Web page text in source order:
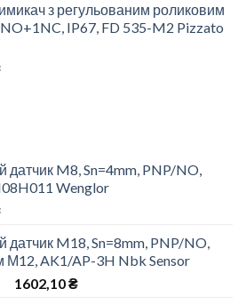
з регульованим роликовим
IP67, FD 535-M2 Pizzato
датчик M8, Sn=4mm, PNP/NO,
Wenglor
датчик M18, Sn=8mm, PNP/NO,
М12, AK1/AP-3H Nbk Sensor
1602,10₴